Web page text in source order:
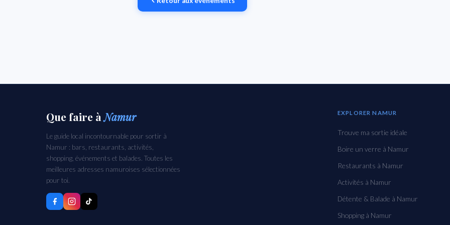
Que faire àNamur
Le guide local incontournable pour sortir à
Namur : bars, restaurants, activités,
shopping, événements et balades. Toutes les
meilleures adresses namuroises sélectionnées
pour toi.
EXPLORER NAMUR
Trouve ma sortie idéale
Boire un verre à Namur
Restaurants à Namur
Activités à Namur
Détente & Balade à Namur
Shopping à Namur